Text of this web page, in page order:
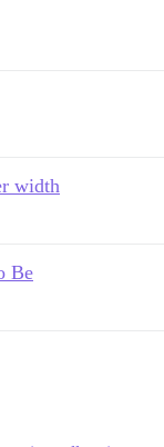
width
Be